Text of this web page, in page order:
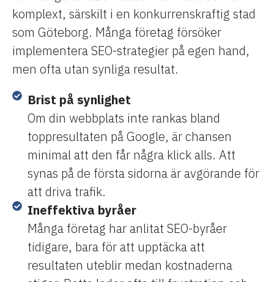
komplext, särskilt i en konkurrenskraftig stad
som Göteborg. Många företag försöker
implementera SEO-strategier på egen hand,
men ofta utan synliga resultat.
Brist på synlighet
Om din webbplats inte rankas bland
toppresultaten på Google, är chansen
minimal att den får några klick alls. Att
synas på de första sidorna är avgörande för
att driva trafik.
Ineffektiva byråer
Många företag har anlitat SEO-byråer
tidigare, bara för att upptäcka att
resultaten uteblir medan kostnaderna